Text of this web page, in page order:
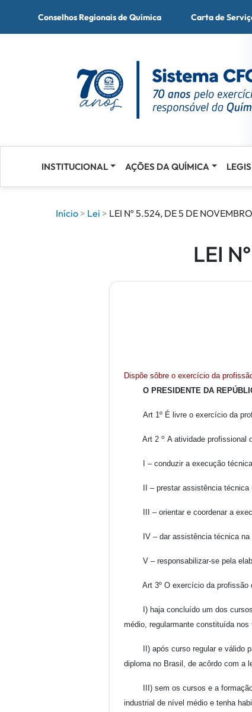
Conselhos Regionais de Química Carta de
INSTITUCIONAL AÇÕES DA QUÍMICA
o
Início Lei LEI Nº 5.524, DE 5 DE
LEI
Dispõe sôbre o exercício da
O PRESIDENTE DA
Art 1º É livre o exercício da
Art 2 o A atividade profissional
I – conduzir a execução técnica
II – prestar assistência técnica
III – orientar e coordenar a
IV – dar assistência técnica na
V – responsabilizar-se pela
Art 3º O exercício da profissão
I) haja concluído um dos cursos
médio, regularmante constituída
II) após curso regular e válido
diploma no Brasil, de acôrdo com a
III) sem os cursos e a formação
industrial de nível médio e tenha